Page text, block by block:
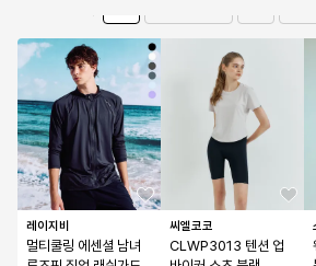
레이지비
멀티쿨링 에센셜 남녀
씨엘코코
CLWP3013 텐션 업